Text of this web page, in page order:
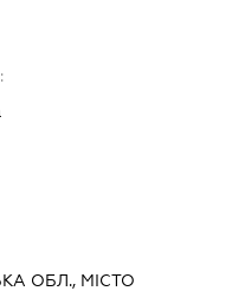
ОБЛ., МІСТО